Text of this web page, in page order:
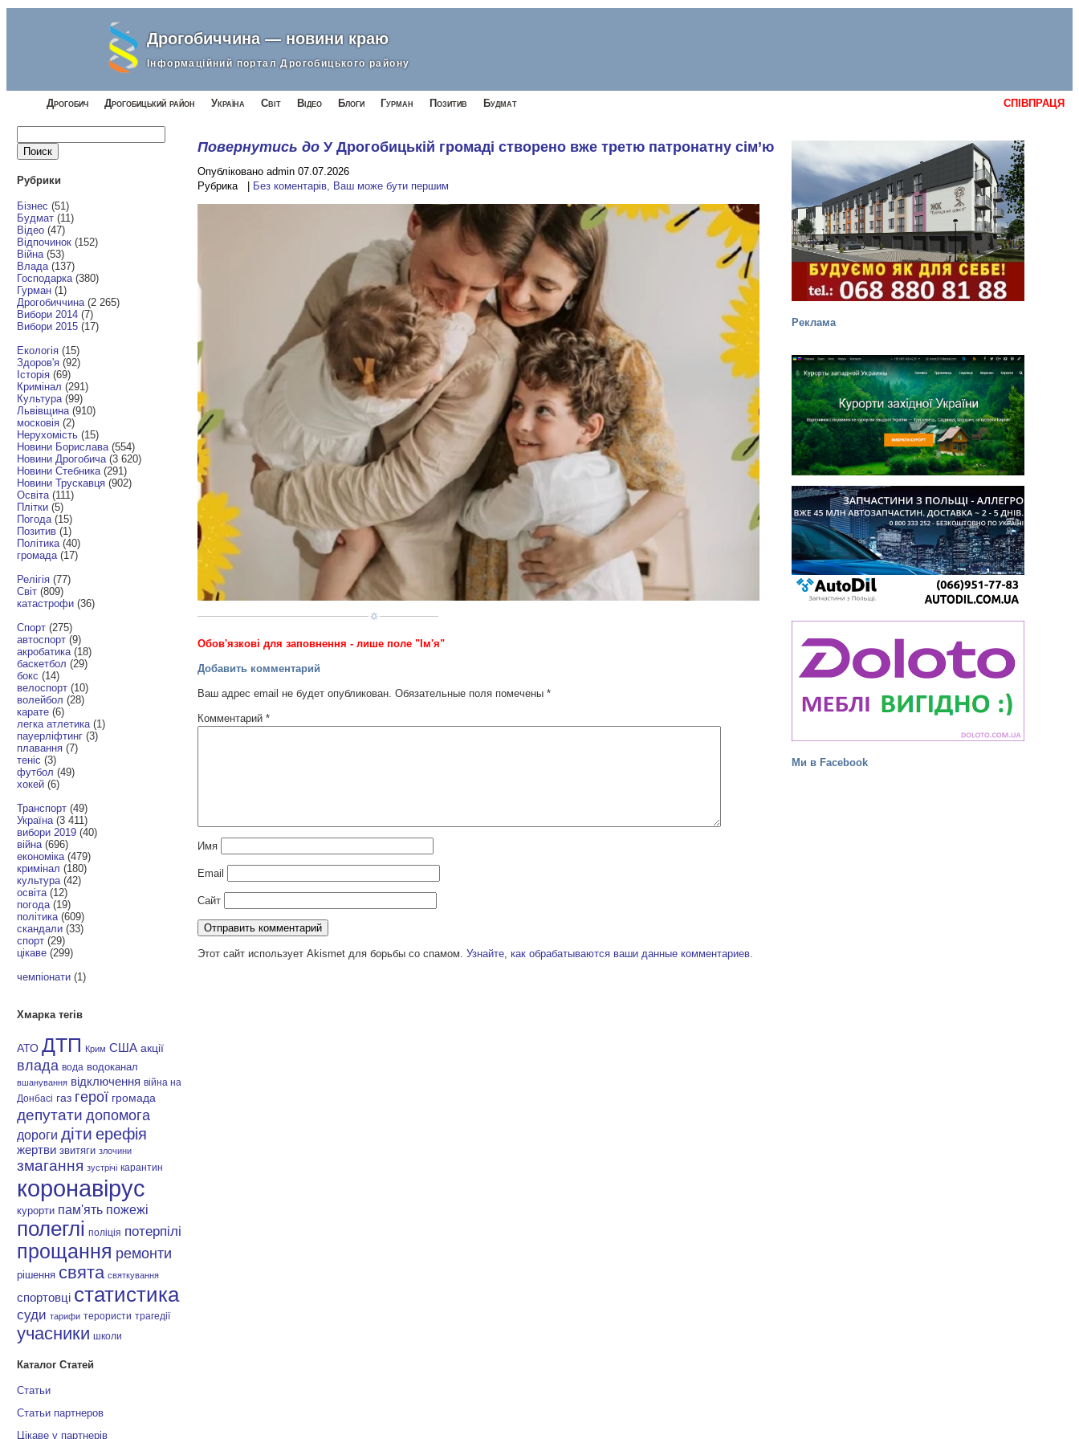
Дрогобиччина — новини краю
Інформаційний портал Дрогобицького району
Дрогобич Дрогобицький район Україна Світ Відео Блоги Гурман СПІВПРАЦЯ
Позитив Будмат
Реклама
Ми в Facebook
Рубрики
Бізнес (51)
Будмат (11)
Відео (47)
Відпочинок (152)
Війна (53)
Влада (137)
Господарка (380)
Гурман (1)
Дрогобиччина (2 265)
Вибори 2014 (7)
Вибори 2015 (17)
Екологія (15)
Здоров'я (92)
Історія (69)
Кримінал (291)
Культура (99)
Львівщина (910)
московія (2)
Нерухомість (15)
Новини Борислава (554)
Новини Дрогобича (3 620)
Новини Стебника (291)
Новини Трускавця (902)
Освіта (111)
Плітки (5)
Погода (15)
Позитив (1)
Політика (40)
громада (17)
Релігія (77)
Світ (809)
катастрофи (36)
Спорт (275)
автоспорт (9)
акробатика (18)
баскетбол (29)
бокс (14)
велоспорт (10)
волейбол (28)
карате (6)
легка атлетика (1)
пауерліфтинг (3)
плавання (7)
теніс (3)
футбол (49)
хокей (6)
Транспорт (49)
Україна (3 411)
вибори 2019 (40)
війна (696)
економіка (479)
кримінал (180)
культура (42)
освіта (12)
погода (19)
політика (609)
скандали (33)
спорт (29)
цікаве (299)
чемпіонати (1)
Хмарка тегів
АТО ДТП Крим США акції
влада вода водоканал
вшанування відключення війна на
Донбасі газ герої громада
депутати допомога
дороги діти ерефія
жертви звитяги злочини
змагання зустрічі карантин
коронавірус
курорти пам'ять пожежі
полеглі поліція потерпілі
прощання ремонти
рішення свята святкування
спортовці статистика
суди тарифи терористи трагедії
учасники школи
Каталог Статей
Статьи
Статьи партнеров
Цікаве у партнерів
Повернутись до У Дрогобицькій громаді створено вже третю патронатну сім’ю
Опубліковано admin 07.07.2026
Рубрика |
Без коментарів, Ваш може бути першим
Обов'язкові для заповнення - лише поле "Ім'я"
Добавить комментарий
Ваш адрес email не будет опубликован. Обязательные поля помечены*
Комментарий*
Имя
Email
Сайт
Этот сайт использует Akismet для борьбы со спамом.Узнайте, как обрабатываются ваши данные комментариев.